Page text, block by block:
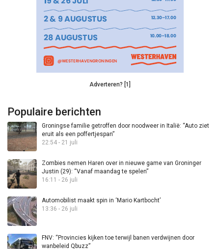
Adverteren? [1]
Populaire berichten
Groningse familie getroffen door noodweer in Italië: “Auto ziet
eruit als een poffertjespan”
22:54 - 21 juli
Zombies nemen Haren over in nieuwe game van Groninger
Justin (29): “Vanaf maandag te spelen”
16:11 - 26 juli
Automobilist maakt spin in ‘Mario Kartbocht’
13:36 - 26 juli
FNV: “Provincies kijken toe terwijl banen verdwijnen door
wanbeleid Qbuzz”